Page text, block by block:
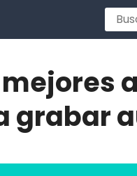
grabar